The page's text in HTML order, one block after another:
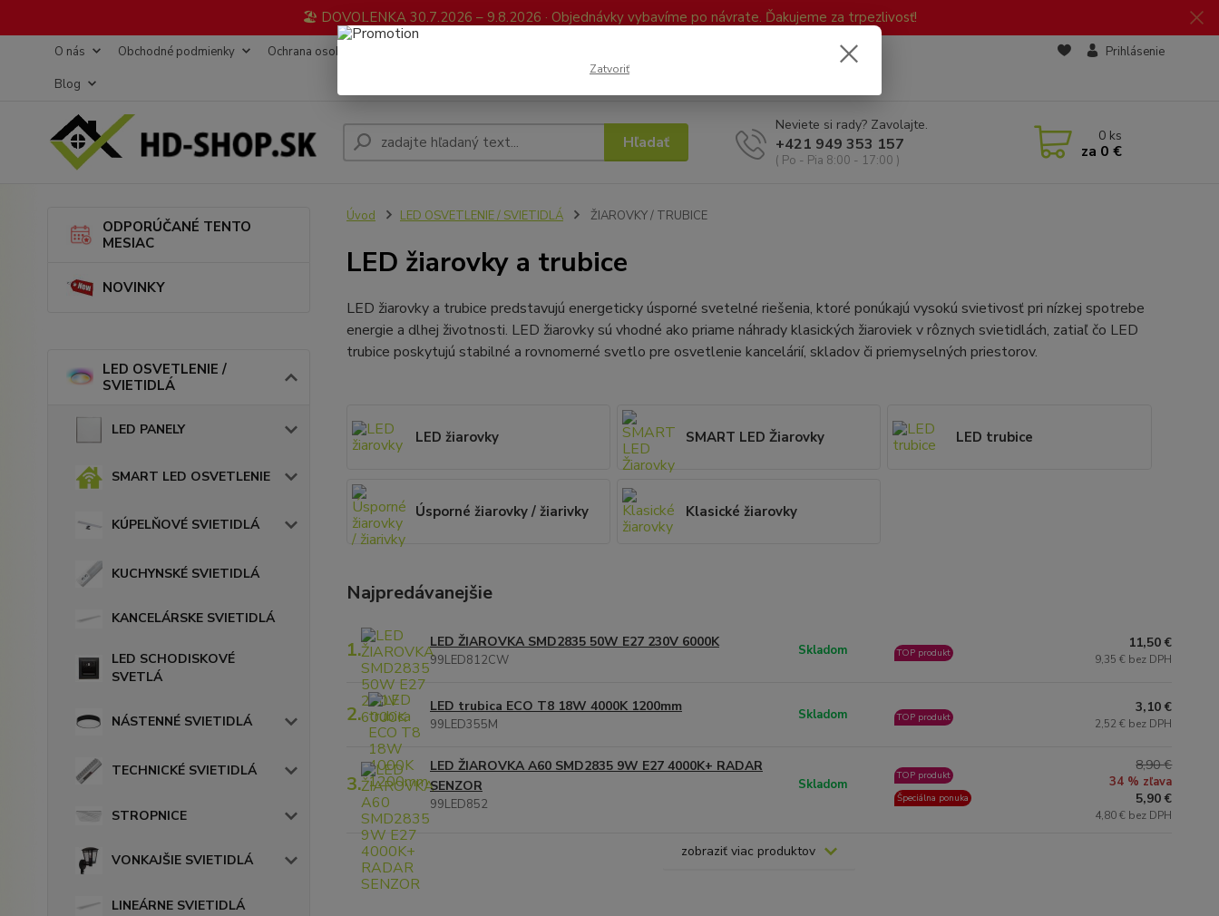
🏖️ DOVOLENKA 30.7.2026 – 9.8.2026 · Objednávky vybavíme po návrate. Ďakujeme za trpezlivosť!
O nás Obchodné podmienky Ochrana osobných údajov
Blog
Prihlásenie
Hľadať
Neviete si rady? Zavolajte.
+421 949 353 157
( Po - Pia 8:00 - 17:00 )
0 ks
za 0 €
ODPORÚČANÉ TENTO
MESIAC
NOVINKY
LED OSVETLENIE /
SVIETIDLÁ
LED PANELY
SMART LED OSVETLENIE
KÚPELŇOVÉ SVIETIDLÁ
KUCHYNSKÉ SVIETIDLÁ
KANCELÁRSKE SVIETIDLÁ
LED SCHODISKOVÉ
SVETLÁ
NÁSTENNÉ SVIETIDLÁ
TECHNICKÉ SVIETIDLÁ
STROPNICE
VONKAJŠIE SVIETIDLÁ
LINEÁRNE SVIETIDLÁ
Úvod LED OSVETLENIE / SVIETIDLÁ ŽIAROVKY / TRUBICE
LED žiarovky a trubice
LED žiarovky a trubice predstavujú energeticky úsporné svetelné riešenia, ktoré ponúkajú vysokú svietivosť pri nízkej spotrebe
energie a dlhej životnosti. LED žiarovky sú vhodné ako priame náhrady klasických žiaroviek v rôznych svietidlách, zatiaľ čo LED
trubice poskytujú stabilné a rovnomerné svetlo pre osvetlenie kancelárií, skladov či priemyselných priestorov.
LED žiarovky SMART LED Žiarovky LED trubice
Úsporné žiarovky / žiarivky Klasické žiarovky
Najpredávanejšie
1. LED ŽIAROVKA SMD2835 50W E27 230V 6000K
99LED812CW
Skladom TOP produkt
11,50 €
9,35 € bez DPH
2. LED trubica ECO T8 18W 4000K 1200mm
99LED355M
Skladom TOP produkt
3,10 €
2,52 € bez DPH
3.
LED ŽIAROVKA A60 SMD2835 9W E27 4000K+ RADAR
SENZOR
99LED852
Skladom
TOP produkt
Špeciálna ponuka
8,90 €
34 % zľava
5,90 €
4,80 € bez DPH
zobraziť viac produktov
Zatvoriť